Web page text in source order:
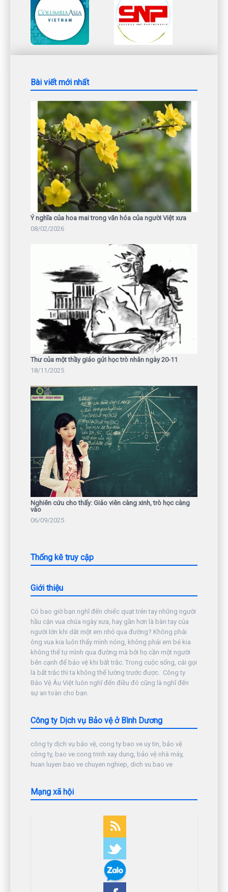
Bài viết mới nhất
Ý nghĩa của hoa mai trong văn hóa của người Việt xưa
08/02/2026
Thư của một thầy giáo gửi học trò nhân ngày 20-11
18/11/2025
Nghiên cứu cho thấy: Giáo viên càng xinh, trò học càng
vào
06/09/2025
Thống kê truy cập
Giới thiệu
Có bao giờ bạn nghĩ đến chiếc quạt trên tay những người
hầu cận vua chúa ngày xưa, hay gần hơn là bàn tay của
người lớn khi dắt một em nhỏ qua đường? Không phải
ông vua kia luôn thấy mình nóng, không phải em bé kia
không thể tự mình qua đường mà bởi họ cần một người
bên cạnh để bảo vệ khi bất trắc. Trong cuộc sống, cái gọi
là bất trắc thì ta không thể lường trước được. Công ty
Bảo Vệ Âu Việt luôn nghĩ đến điều đó cũng là nghĩ đến
sự an toàn cho bạn.
Công ty Dịch vụ Bảo vệ ở Bình Dương
công ty dịch vụ bảo vệ, cong ty bao ve uy tin, bảo vệ
công ty, bao ve cong trinh xay dung, bảo vệ nhà máy,
huan luyen bao ve chuyen nghiep, dich vu bao ve
Mạng xã hội